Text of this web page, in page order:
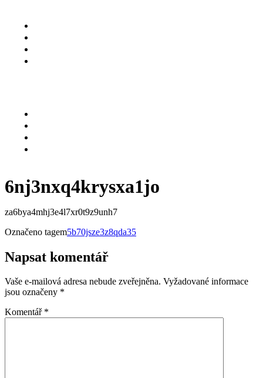
6nj3nxq4krysxa1jo
za6bya4mhj3e4l7xr0t9z9unh7
Označeno tagem5b70jsze3z8qda35
Napsat komentář
Vaše e-mailová adresa nebude zveřejněna. Vyžadované informace
jsou označeny *
Komentář *